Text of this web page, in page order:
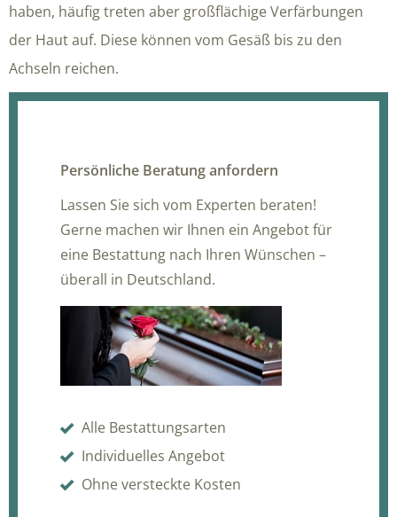
haben, häufig treten aber großflächige Verfärbungen
der Haut auf. Diese können vom Gesäß bis zu den
Achseln reichen.
Persönliche Beratung anfordern
Lassen Sie sich vom Experten beraten!
Gerne machen wir Ihnen ein Angebot für
eine Bestattung nach Ihren Wünschen –
überall in Deutschland.
Alle Bestattungsarten
Individuelles Angebot
Ohne versteckte Kosten